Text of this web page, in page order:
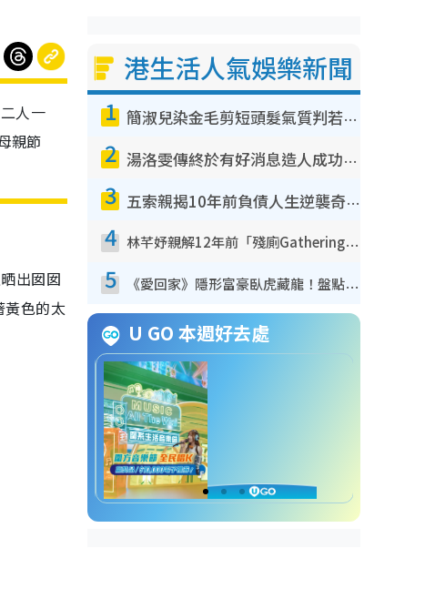
人一
親節
出囡囡
黃色的太
港生活人氣娛樂新聞
1 簡淑兒染金毛剪短頭髮氣質判若兩人！嚇壞老公麥大力都認唔出：「你做咩事？」
2 湯洛雯傳終於有好消息造人成功！兩大細節曝孕味極濃惹猜測：大肚婆先會咁！
3 五索親揭10年前負債人生逆襲奇蹟！全靠去一地方轉運後即遇上馬先生
4 林芊妤親解12年前「殘廁Gathering」真相！高層解約一句話重創尊嚴至今拒返TVB
5 《愛回家》隱形富豪臥虎藏龍！盤點12位財氣逼人的有錢藝人：呢位靚女3億身家唔憂做
U GO 本週好去處